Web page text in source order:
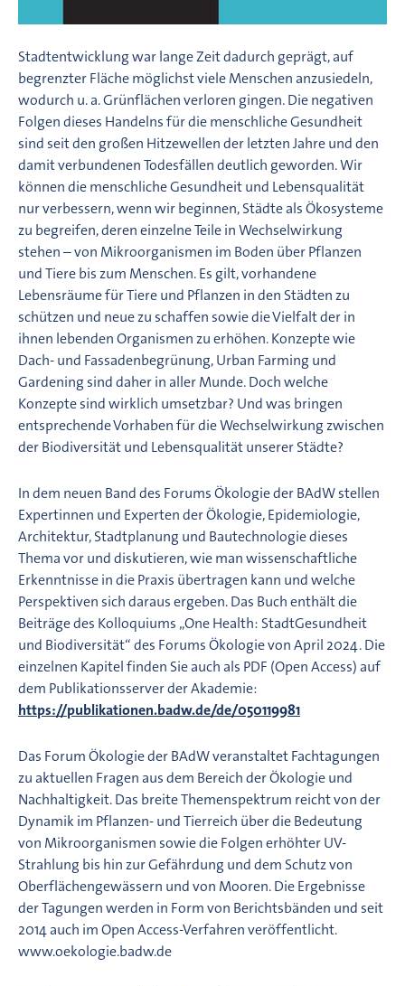
Stadtentwicklung war lange Zeit dadurch geprägt, auf
begrenzter Fläche möglichst viele Menschen anzusiedeln,
wodurch u. a. Grünflächen verloren gingen. Die negativen
Folgen dieses Handelns für die menschliche Gesundheit
sind seit den großen Hitzewellen der letzten Jahre und den
damit verbundenen Todesfällen deutlich geworden. Wir
können die menschliche Gesundheit und Lebensqualität
nur verbessern, wenn wir beginnen, Städte als Ökosysteme
zu begreifen, deren einzelne Teile in Wechselwirkung
stehen – von Mikroorganismen im Boden über Pflanzen
und Tiere bis zum Menschen. Es gilt, vorhandene
Lebensräume für Tiere und Pflanzen in den Städten zu
schützen und neue zu schaffen sowie die Vielfalt der in
ihnen lebenden Organismen zu erhöhen. Konzepte wie
Dach- und Fassadenbegrünung, Urban Farming und
Gardening sind daher in aller Munde. Doch welche
Konzepte sind wirklich umsetzbar? Und was bringen
entsprechende Vorhaben für die Wechselwirkung zwischen
der Biodiversität und Lebensqualität unserer Städte?
In dem neuen Band des Forums Ökologie der BAdW stellen
Expertinnen und Experten der Ökologie, Epidemiologie,
Architektur, Stadtplanung und Bautechnologie dieses
Thema vor und diskutieren, wie man wissenschaftliche
Erkenntnisse in die Praxis übertragen kann und welche
Perspektiven sich daraus ergeben. Das Buch enthält die
Beiträge des Kolloquiums „One Health: StadtGesundheit
und Biodiversität“ des Forums Ökologie von April 2024. Die
einzelnen Kapitel finden Sie auch als PDF (Open Access) auf
dem Publikationsserver der Akademie:
https://publikationen.badw.de/de/050119981
Das Forum Ökologie der BAdW veranstaltet Fachtagungen
zu aktuellen Fragen aus dem Bereich der Ökologie und
Nachhaltigkeit. Das breite Themenspektrum reicht von der
Dynamik im Pflanzen- und Tierreich über die Bedeutung
von Mikroorganismen sowie die Folgen erhöhter UV-
Strahlung bis hin zur Gefährdung und dem Schutz von
Oberflächengewässern und von Mooren. Die Ergebnisse
der Tagungen werden in Form von Berichtsbänden und seit
2014 auch im Open Access-Verfahren veröffentlicht.
www.oekologie.badw.de